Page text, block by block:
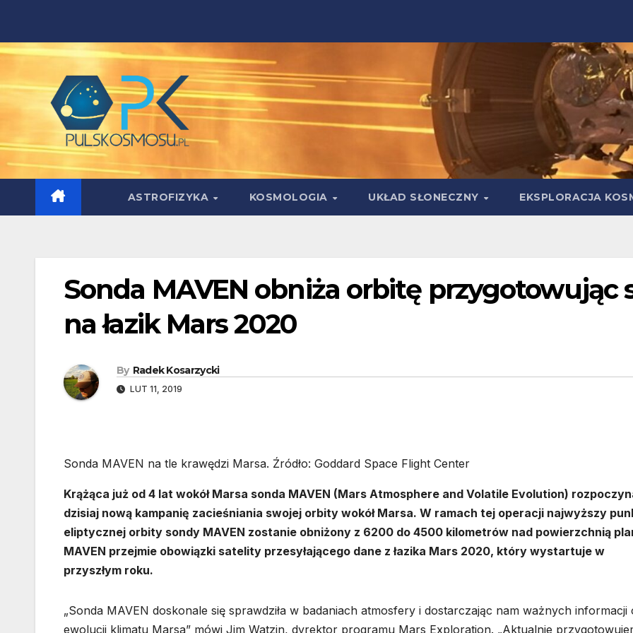
content
ASTROFIZYKA KOSMOLOGIA UKŁAD SŁONECZNY EKSPLORACJA
Sonda MAVEN obniża orbitę przygotowując
na łazik Mars 2020
By Radek Kosarzycki
LUT 11, 2019
Sonda MAVEN na tle krawędzi Marsa. Źródło: Goddard Space Flight Center
Krążąca już od 4 lat wokół Marsa sonda MAVEN (Mars Atmosphere and Volatile Evolution)
dzisiaj nową kampanię zacieśniania swojej orbity wokół Marsa. W ramach tej operacji najwyższy
eliptycznej orbity sondy MAVEN zostanie obniżony z 6200 do 4500 kilometrów nad powierzchnią
MAVEN przejmie obowiązki satelity przesyłającego dane z łazika Mars 2020, który wystartuje w
przyszłym roku.
„Sonda MAVEN doskonale się sprawdziła w badaniach atmosfery i dostarczając nam ważnych informacji
ewolucji klimatu Marsa” mówi Jim Watzin, dyrektor programu Mars Exploration. „Aktualnie